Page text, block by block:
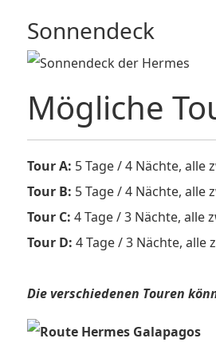
Sonnendeck
Mögliche
Tour A: 5 Tage / 4 Nächte, alle
Tour B: 5 Tage / 4 Nächte, alle
Tour C: 4 Tage / 3 Nächte, alle
Tour D: 4 Tage / 3 Nächte, alle
Die verschiedenen Touren